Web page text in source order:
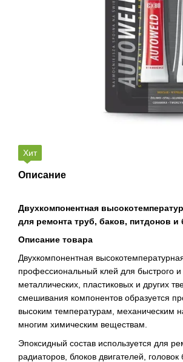
Хит
Описание
Двухкомпонентная
для ремонта труб, баков, питдонов и
Описание товара
Двухкомпонентная
профессиональный клей для быстрого
металлических, пластиковых и других
смешивания компонентов образуется
высоким температурам, механическим
многим химическим веществам.
Эпоксидный состав используется для
радиаторов, блоков двигателей,